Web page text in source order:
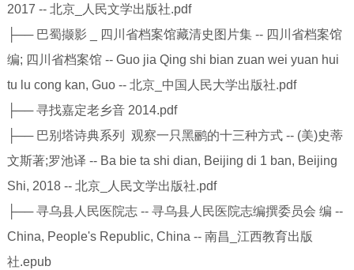
2017 -- 北京_人民文学出版社.pdf
├── 巴蜀撷影 _ 四川省档案馆藏清史图片集 -- 四川省档案馆
编; 四川省档案馆 -- Guo jia Qing shi bian zuan wei yuan hui
tu lu cong kan, Guo -- 北京_中国人民大学出版社.pdf
├── 寻找嘉定老乡音 2014.pdf
├── 巴别塔诗典系列 观察一只黑鹂的十三种方式 -- (美)史蒂
文斯著;罗池译 -- Ba bie ta shi dian, Beijing di 1 ban, Beijing
Shi, 2018 -- 北京_人民文学出版社.pdf
├── 寻乌县人民医院志 -- 寻乌县人民医院志编撰委员会 编 --
China, People's Republic, China -- 南昌_江西教育出版
社.epub